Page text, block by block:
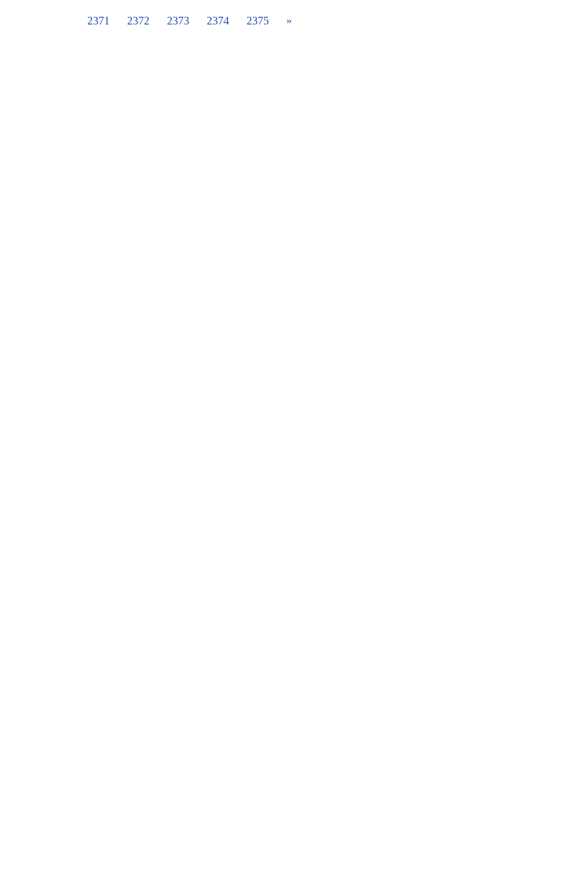
成功讓子己區域的樂園發光旋轉，展場也有闖關迷宮等等設備讓孩子操作自學，讓
2371 2372 2373 2374 2375 »